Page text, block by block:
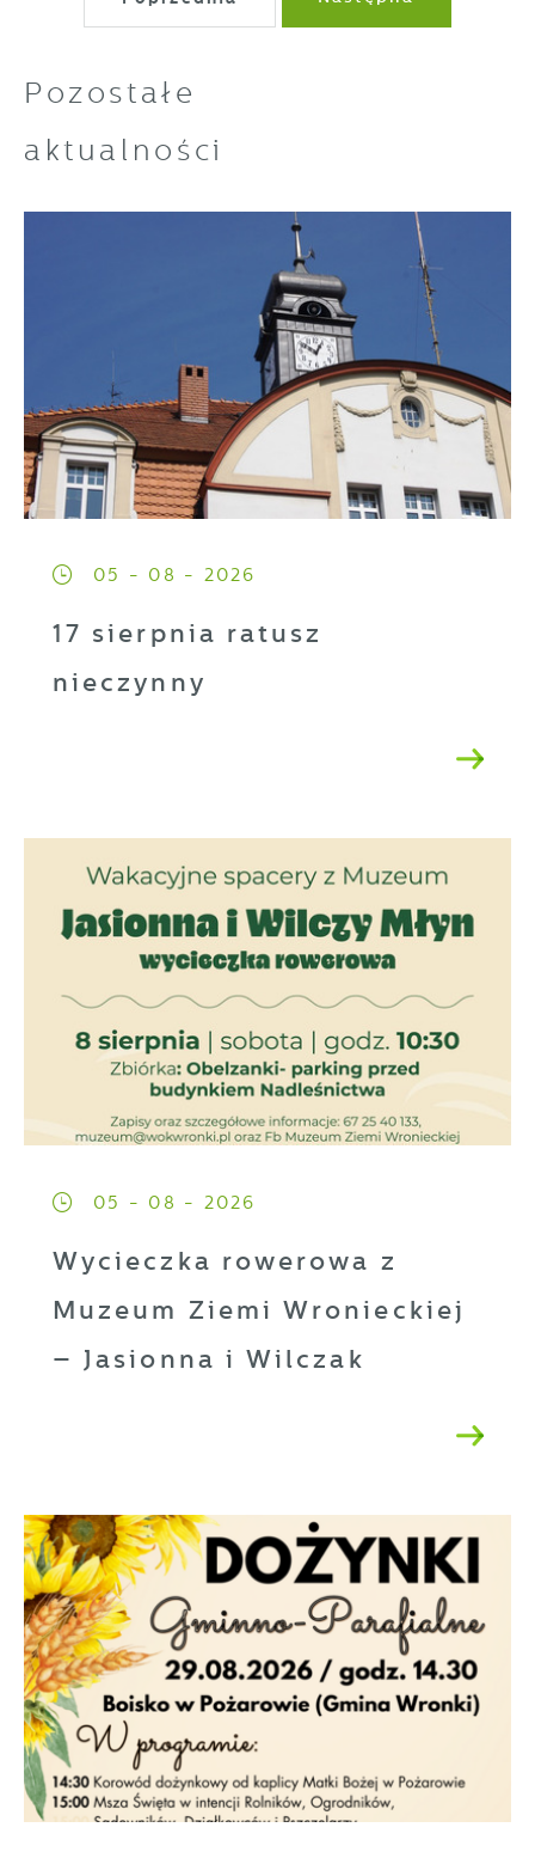
Pozostałe
aktualności
05 - 08 - 2026
17 sierpnia ratusz
nieczynny
05 - 08 - 2026
Wycieczka rowerowa z
Muzeum Ziemi Wronieckiej
– Jasionna i Wilczak